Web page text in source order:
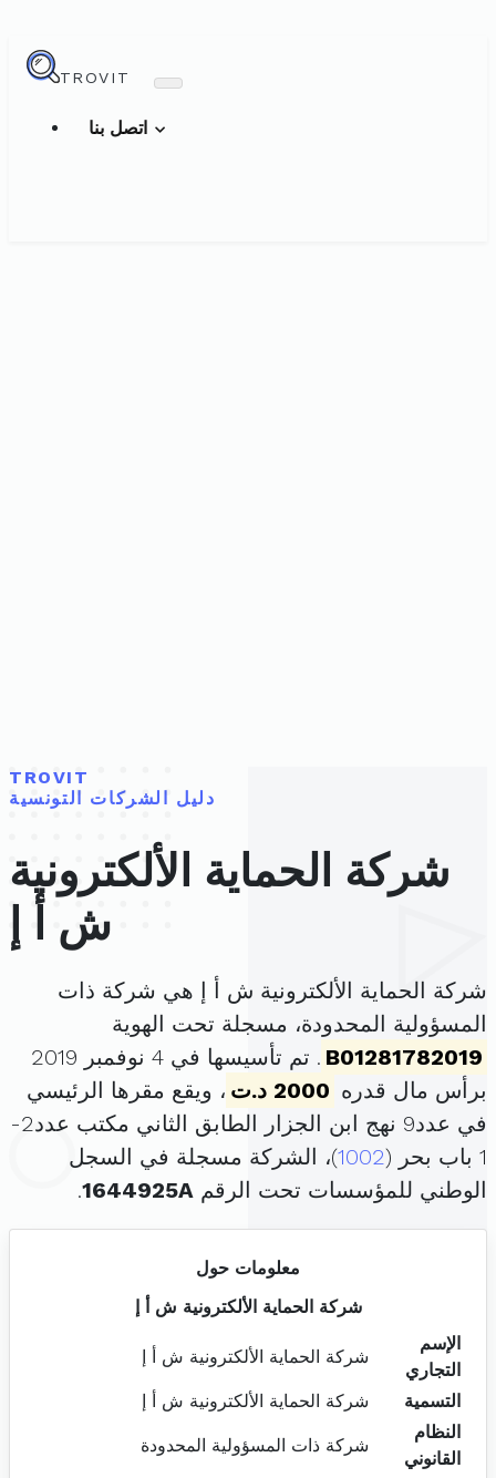
TROVIT
TROVIT
دليل الشركات التونسية
شركة الحماية الألكترونية
ش أ إ
شركة الحماية الألكترونية ش أ إ هي شركة ذات
المسؤولية المحدودة، مسجلة تحت الهوية
B01281782019
. تم تأسيسها في 4 نوفمبر 2019
برأس مال قدره 2000 د.ت
، ويقع مقرها الرئيسي
في عدد9 نهج ابن الجزار الطابق الثاني مكتب عدد2-
1 باب بحر (
1002)، الشركة مسجلة في السجل
الوطني للمؤسسات تحت الرقم 1644925A
.
معلومات حول
شركة الحماية الألكترونية ش أ إ
الإسم
التجاري
شركة الحماية الألكترونية ش أ إ
التسمية
شركة الحماية الألكترونية ش أ إ
النظام
القانوني
شركة ذات المسؤولية المحدودة